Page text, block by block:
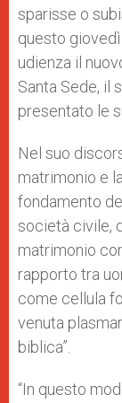
sparisse o
questo
udienza il
Santa Sede, il
presentato le
Nel suo
matrimonio e
fondamento
società civile,
matrimonio
rapporto tra
come cellula
venuta
biblica”.
“In questo